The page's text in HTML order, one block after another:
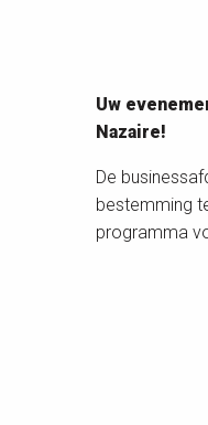
Uw
Nazaire!
De
bestemming
programma